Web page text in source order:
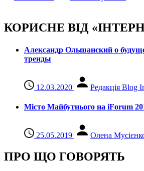
КОРИСНЕ ВІД
Александр Ольшанский о
тренды
12.03.2020 Редакція Blog
Місто Майбутнього на iForum
25.05.2019 Олена
ПРО ЩО ГОВОРЯТЬ